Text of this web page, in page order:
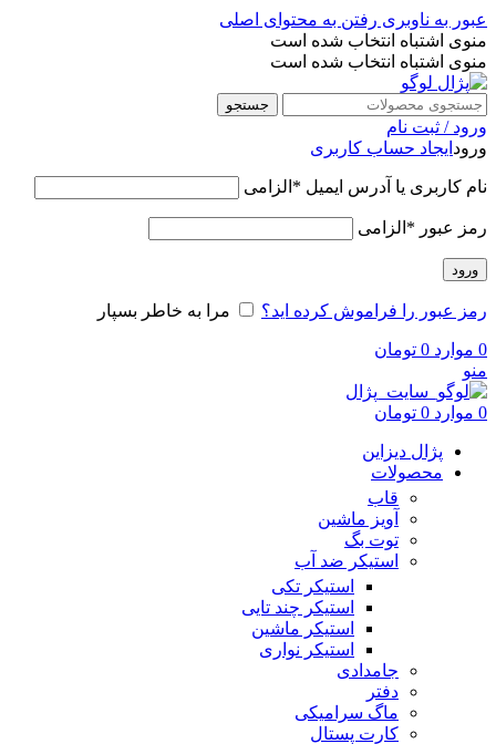
عبور به ناوبری رفتن به محتوای اصلی
منوی اشتباه انتخاب شده است
منوی اشتباه انتخاب شده است
جستجو
ورود / ثبت نام
ورود ایجاد حساب کاربری
نام کاربری یا آدرس ایمیل * الزامی
رمز عبور * الزامی
ورود
رمز عبور را فراموش کرده اید؟ مرا به خاطر بسپار
0 موارد 0 تومان
منو
0 موارد 0 تومان
پژال دیزاین
محصولات
قاب
آویز ماشین
توت بگ
استیکر ضد آب
استیکر تکی
استیکر چند تایی
استیکر ماشین
استیکر نواری
جامدادی
دفتر
ماگ سرامیکی
کارت پستال